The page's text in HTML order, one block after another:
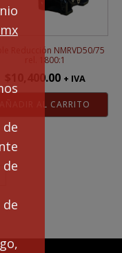
Reducción NMRVD50/75
rel. 1800:1
10,400.00 + IVA
AÑADIR AL CARRITO